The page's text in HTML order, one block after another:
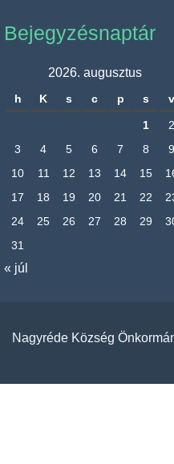
Bejegyzésnaptár
2026. augusztus
h K s c p s v
1
2
3
4 5 6 7 8
9
10
11 12 13 14 15
17
18 19 20 21 22
24
25 26 27 28 29
31
« júl
Nagyréde Község